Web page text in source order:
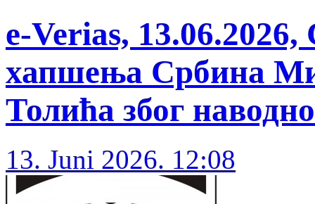
e-Verias,
хапшења Србина
Толића због
13. Juni 2026. 12:08